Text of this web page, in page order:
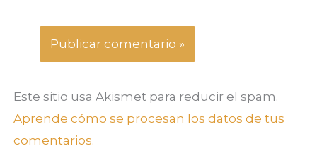
Este sitio usa Akismet para reducir el spam.
Aprende cómo se procesan los datos de tus
comentarios.